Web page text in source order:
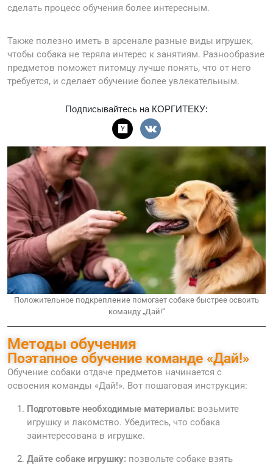
сделать процесс обучения более интересным.
Также полезно иметь в арсенале разные виды игрушек,
чтобы собака не теряла интерес к занятиям. Разнообразие
предметов поможет питомцу лучше понять, что от него
требуется, и сделает обучение более увлекательным.
Подписывайтесь на КОРГИТЕКУ:
Положительное подкрепление помогает собаке быстрее освоить
команду „Дай!“
Методы обучения
Поэтапное обучение команде «Дай!»
Обучение собаки отдаче предметов начинается с
освоения команды «Дай!». Вот пошаговая инструкция:
Подготовьте необходимые материалы: возьмите
игрушку и лакомство. Убедитесь, что собака
заинтересована в игрушке.
Дайте собаке игрушку: позвольте собаке взять